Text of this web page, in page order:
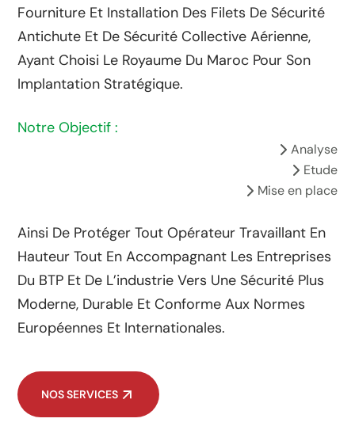
Fourniture Et Installation Des Filets De Sécurité
Antichute Et De Sécurité Collective Aérienne,
Ayant Choisi Le Royaume Du Maroc Pour Son
Implantation Stratégique.
Notre Objectif :
Analyse
Etude
Mise en place
Ainsi De Protéger Tout Opérateur Travaillant En
Hauteur Tout En Accompagnant Les Entreprises
Du BTP Et De L’industrie Vers Une Sécurité Plus
Moderne, Durable Et Conforme Aux Normes
Européennes Et Internationales.
NOS SERVICES